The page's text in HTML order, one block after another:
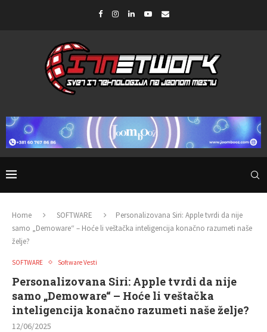
Home SOFTWARE
Personalizovana Siri: Apple tvrdi da nije
samo „Demoware“ – Hoće li veštačka inteligencija konačno razumeti naše
želje?
SOFTWARE Software Vesti
Personalizovana Siri: Apple tvrdi da nije
samo „Demoware“ – Hoće li veštačka
inteligencija konačno razumeti naše želje?
12/06/2025